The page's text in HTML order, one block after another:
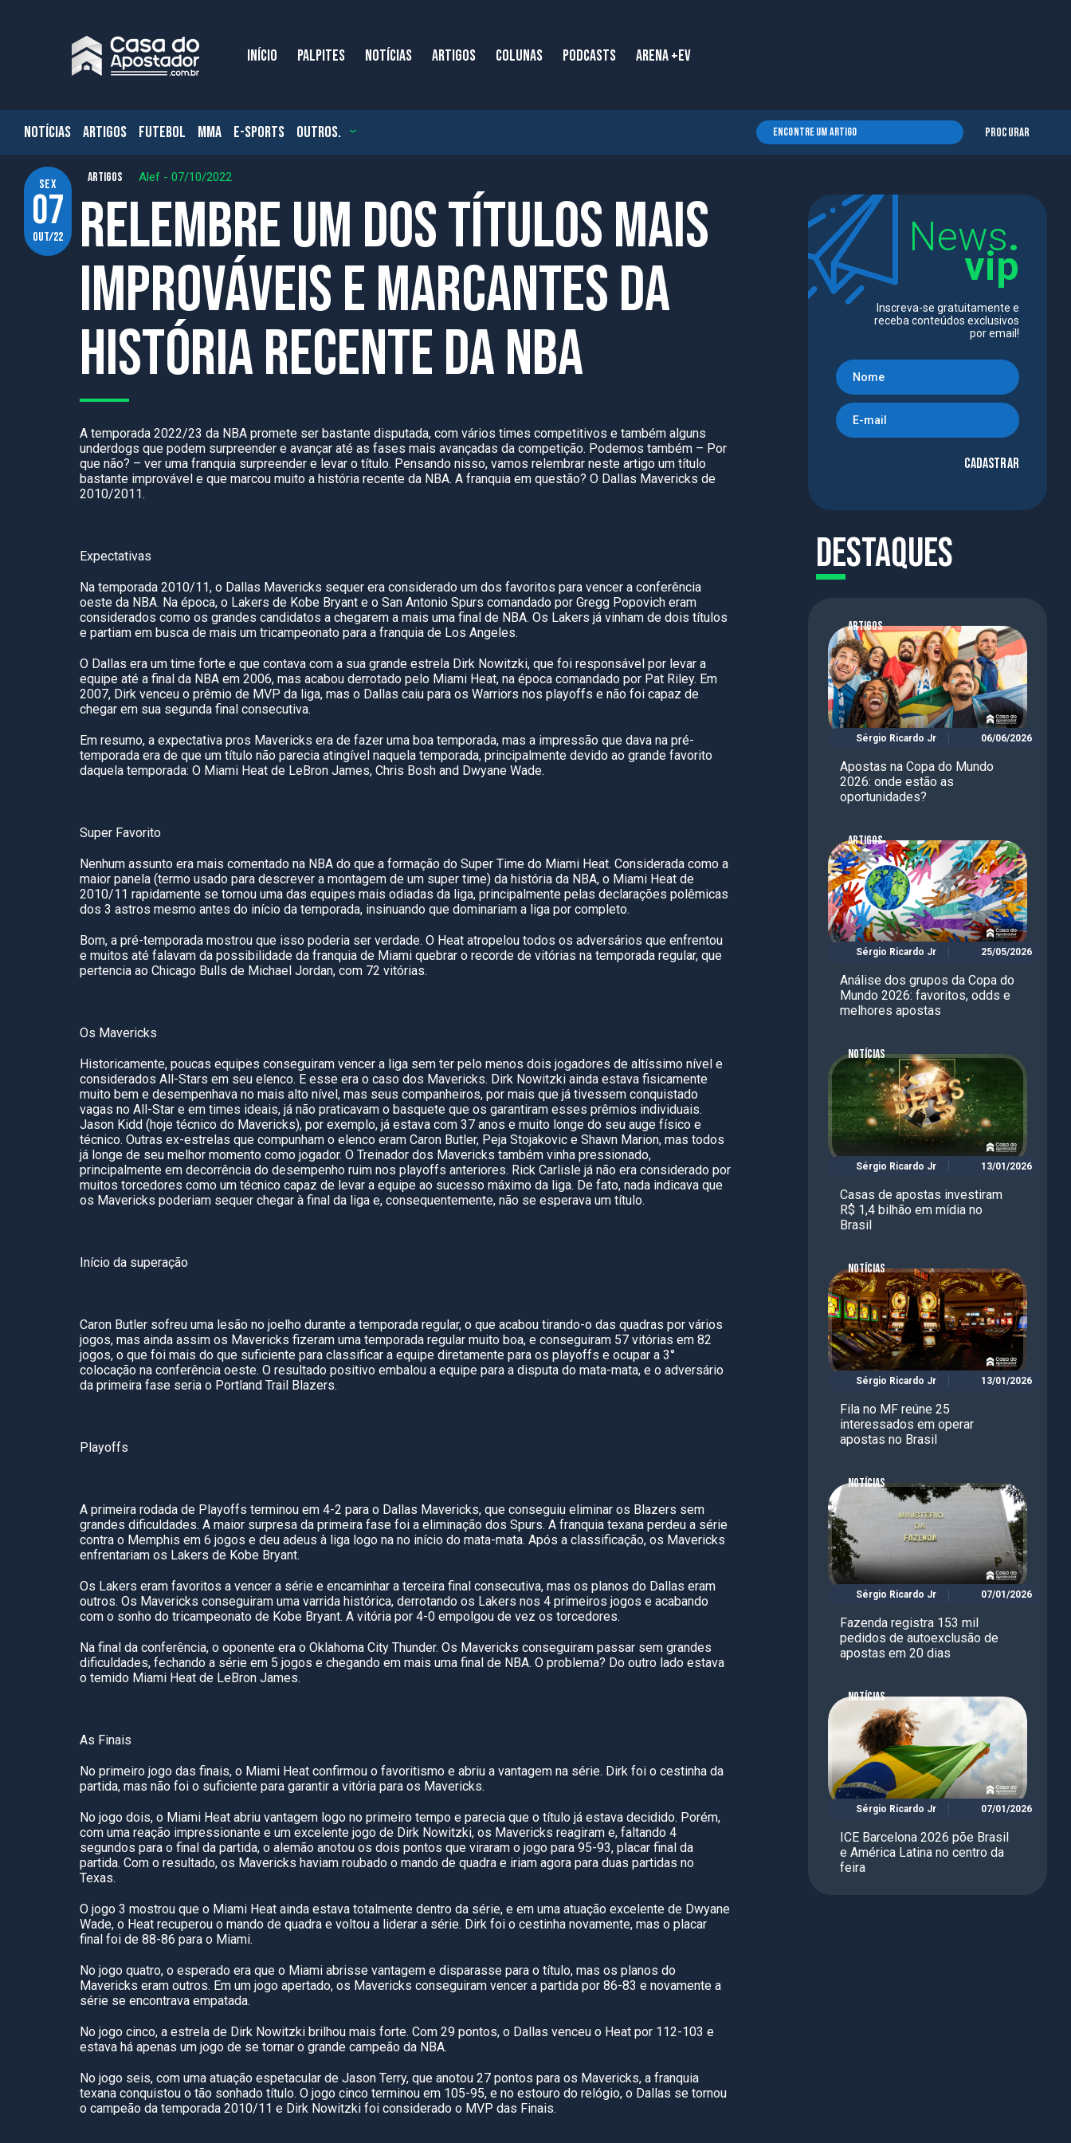
INÍCIO PALPITES NOTÍCIAS ARTIGOS COLUNAS PODCASTS ARENA +EV
NOTÍCIAS ARTIGOS FUTEBOL MMA E-SPORTS OUTROS. Procurar
sex
07
out/22
ARTIGOS Alef - 07/10/2022
Relembre um dos títulos mais
improváveis e marcantes da
história recente da NBA
A temporada 2022/23 da NBA promete ser bastante disputada, com vários times competitivos e também alguns
underdogs que podem surpreender e avançar até as fases mais avançadas da competição. Podemos também – Por
que não? – ver uma franquia surpreender e levar o título. Pensando nisso, vamos relembrar neste artigo um título
bastante improvável e que marcou muito a história recente da NBA. A franquia em questão? O Dallas Mavericks de
2010/2011.
Expectativas
Na temporada 2010/11, o Dallas Mavericks sequer era considerado um dos favoritos para vencer a conferência
oeste da NBA. Na época, o Lakers de Kobe Bryant e o San Antonio Spurs comandado por Gregg Popovich eram
considerados como os grandes candidatos a chegarem a mais uma final de NBA. Os Lakers já vinham de dois títulos
e partiam em busca de mais um tricampeonato para a franquia de Los Angeles.
O Dallas era um time forte e que contava com a sua grande estrela Dirk Nowitzki, que foi responsável por levar a
equipe até a final da NBA em 2006, mas acabou derrotado pelo Miami Heat, na época comandado por Pat Riley. Em
2007, Dirk venceu o prêmio de MVP da liga, mas o Dallas caiu para os Warriors nos playoffs e não foi capaz de
chegar em sua segunda final consecutiva.
Em resumo, a expectativa pros Mavericks era de fazer uma boa temporada, mas a impressão que dava na pré-
temporada era de que um título não parecia atingível naquela temporada, principalmente devido ao grande favorito
daquela temporada: O Miami Heat de LeBron James, Chris Bosh and Dwyane Wade.
Super Favorito
Nenhum assunto era mais comentado na NBA do que a formação do Super Time do Miami Heat. Considerada como a
maior panela (termo usado para descrever a montagem de um super time) da história da NBA, o Miami Heat de
2010/11 rapidamente se tornou uma das equipes mais odiadas da liga, principalmente pelas declarações polêmicas
dos 3 astros mesmo antes do início da temporada, insinuando que dominariam a liga por completo.
Bom, a pré-temporada mostrou que isso poderia ser verdade. O Heat atropelou todos os adversários que enfrentou
e muitos até falavam da possibilidade da franquia de Miami quebrar o recorde de vitórias na temporada regular, que
pertencia ao Chicago Bulls de Michael Jordan, com 72 vitórias.
Os Mavericks
Historicamente, poucas equipes conseguiram vencer a liga sem ter pelo menos dois jogadores de altíssimo nível e
considerados All-Stars em seu elenco. E esse era o caso dos Mavericks. Dirk Nowitzki ainda estava fisicamente
muito bem e desempenhava no mais alto nível, mas seus companheiros, por mais que já tivessem conquistado
vagas no All-Star e em times ideais, já não praticavam o basquete que os garantiram esses prêmios individuais.
Jason Kidd (hoje técnico do Mavericks), por exemplo, já estava com 37 anos e muito longe do seu auge físico e
técnico. Outras ex-estrelas que compunham o elenco eram Caron Butler, Peja Stojakovic e Shawn Marion, mas todos
já longe de seu melhor momento como jogador. O Treinador dos Mavericks também vinha pressionado,
principalmente em decorrência do desempenho ruim nos playoffs anteriores. Rick Carlisle já não era considerado por
muitos torcedores como um técnico capaz de levar a equipe ao sucesso máximo da liga. De fato, nada indicava que
os Mavericks poderiam sequer chegar à final da liga e, consequentemente, não se esperava um título.
Início da superação
Caron Butler sofreu uma lesão no joelho durante a temporada regular, o que acabou tirando-o das quadras por vários
jogos, mas ainda assim os Mavericks fizeram uma temporada regular muito boa, e conseguiram 57 vitórias em 82
jogos, o que foi mais do que suficiente para classificar a equipe diretamente para os playoffs e ocupar a 3°
colocação na conferência oeste. O resultado positivo embalou a equipe para a disputa do mata-mata, e o adversário
da primeira fase seria o Portland Trail Blazers.
Playoffs
A primeira rodada de Playoffs terminou em 4-2 para o Dallas Mavericks, que conseguiu eliminar os Blazers sem
grandes dificuldades. A maior surpresa da primeira fase foi a eliminação dos Spurs. A franquia texana perdeu a série
contra o Memphis em 6 jogos e deu adeus à liga logo na no início do mata-mata. Após a classificação, os Mavericks
enfrentariam os Lakers de Kobe Bryant.
Os Lakers eram favoritos a vencer a série e encaminhar a terceira final consecutiva, mas os planos do Dallas eram
outros. Os Mavericks conseguiram uma varrida histórica, derrotando os Lakers nos 4 primeiros jogos e acabando
com o sonho do tricampeonato de Kobe Bryant. A vitória por 4-0 empolgou de vez os torcedores.
Na final da conferência, o oponente era o Oklahoma City Thunder. Os Mavericks conseguiram passar sem grandes
dificuldades, fechando a série em 5 jogos e chegando em mais uma final de NBA. O problema? Do outro lado estava
o temido Miami Heat de LeBron James.
As Finais
No primeiro jogo das finais, o Miami Heat confirmou o favoritismo e abriu a vantagem na série. Dirk foi o cestinha da
partida, mas não foi o suficiente para garantir a vitória para os Mavericks.
No jogo dois, o Miami Heat abriu vantagem logo no primeiro tempo e parecia que o título já estava decidido. Porém,
com uma reação impressionante e um excelente jogo de Dirk Nowitzki, os Mavericks reagiram e, faltando 4
segundos para o final da partida, o alemão anotou os dois pontos que viraram o jogo para 95-93, placar final da
partida. Com o resultado, os Mavericks haviam roubado o mando de quadra e iriam agora para duas partidas no
Texas.
O jogo 3 mostrou que o Miami Heat ainda estava totalmente dentro da série, e em uma atuação excelente de Dwyane
Wade, o Heat recuperou o mando de quadra e voltou a liderar a série. Dirk foi o cestinha novamente, mas o placar
final foi de 88-86 para o Miami.
No jogo quatro, o esperado era que o Miami abrisse vantagem e disparasse para o título, mas os planos do
Mavericks eram outros. Em um jogo apertado, os Mavericks conseguiram vencer a partida por 86-83 e novamente a
série se encontrava empatada.
No jogo cinco, a estrela de Dirk Nowitzki brilhou mais forte. Com 29 pontos, o Dallas venceu o Heat por 112-103 e
estava há apenas um jogo de se tornar o grande campeão da NBA.
No jogo seis, com uma atuação espetacular de Jason Terry, que anotou 27 pontos para os Mavericks, a franquia
texana conquistou o tão sonhado título. O jogo cinco terminou em 105-95, e no estouro do relógio, o Dallas se tornou
o campeão da temporada 2010/11 e Dirk Nowitzki foi considerado o MVP das Finais.
News.
vip
Inscreva-se gratuitamente e
receba conteúdos exclusivos
por email!
Cadastrar
Destaques
ARTIGOS
Sérgio Ricardo Jr 06/06/2026
Apostas na Copa do Mundo
2026: onde estão as
oportunidades?
ARTIGOS
Sérgio Ricardo Jr 25/05/2026
Análise dos grupos da Copa do
Mundo 2026: favoritos, odds e
melhores apostas
NOTÍCIAS
Sérgio Ricardo Jr 13/01/2026
Casas de apostas investiram
R$ 1,4 bilhão em mídia no
Brasil
NOTÍCIAS
Sérgio Ricardo Jr 13/01/2026
Fila no MF reúne 25
interessados em operar
apostas no Brasil
NOTÍCIAS
Sérgio Ricardo Jr 07/01/2026
Fazenda registra 153 mil
pedidos de autoexclusão de
apostas em 20 dias
NOTÍCIAS
Sérgio Ricardo Jr 07/01/2026
ICE Barcelona 2026 põe Brasil
e América Latina no centro da
feira